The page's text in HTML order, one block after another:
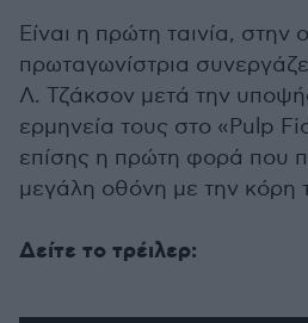
Είναι η πρώτη ταινία, στην
πρωταγωνίστρια
Λ. Τζάκσον μετά την
ερμηνεία τους στο «Pulp
επίσης η πρώτη φορά που
μεγάλη οθόνη με την κόρη
Δείτε το τρέιλερ: